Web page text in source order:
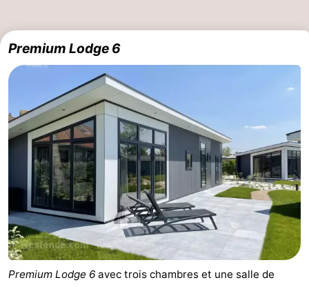
Premium Lodge 6
Premium Lodge 6 avec trois chambres et une salle de